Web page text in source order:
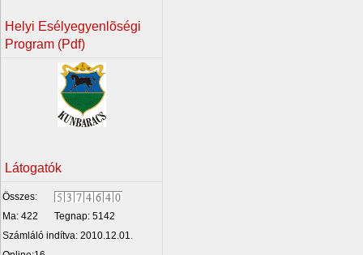
Helyi Esélyegyenlõségi
Program (Pdf)
Látogatók
Összes:
Ma: 422
Tegnap: 5142
Számláló indítva: 2010.12.01.